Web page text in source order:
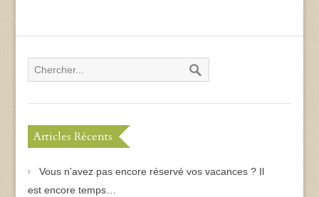
Articles Récents
Vous n’avez pas encore réservé vos vacances ? Il
est encore temps…